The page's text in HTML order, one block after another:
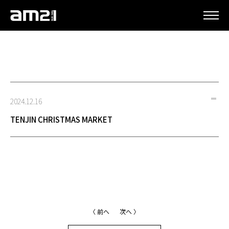
2024.12.16
TENJIN CHRISTMAS MARKET
〈 前へ 次へ 〉